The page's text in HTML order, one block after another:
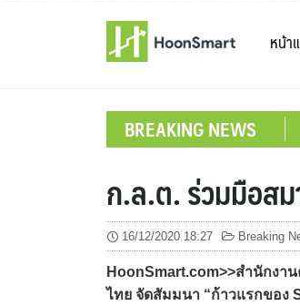
หน้า
BREAKING NEWS
ก.ล.ต. ร่วมมือส
16/12/2020 18:27 Breaking
HoonSmart.com>>สำนักง
ไทย จัดสัมมนา “ก้าวแรกของ